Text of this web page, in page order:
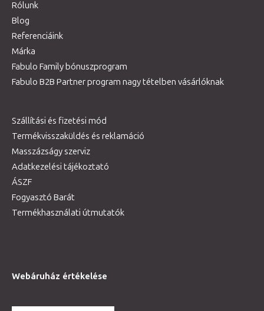
Rólunk
Blog
Referenciáink
Márka
Fabulo Family bónuszprogram
Fabulo B2B Partner program nagy tételben vásárlóknak
Szállítási és fizetési mód
Termékvisszaküldés és reklamáció
Masszázságy szerviz
Adatkezelési tájékoztató
ÁSZF
Fogyasztó Barát
Termékhasználati útmutatók
Webáruház értékelése